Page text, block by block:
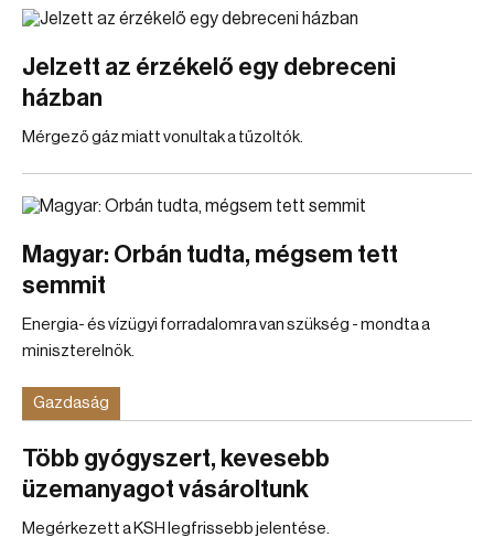
Jelzett az érzékelő egy debreceni
házban
Mérgező gáz miatt vonultak a tűzoltók.
Magyar: Orbán tudta, mégsem tett
semmit
Energia- és vízügyi forradalomra van szükség - mondta a
miniszterelnök.
Gazdaság
Több gyógyszert, kevesebb
üzemanyagot vásároltunk
Megérkezett a KSH legfrissebb jelentése.